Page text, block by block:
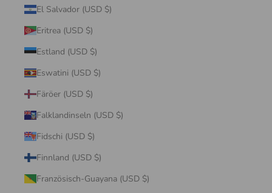
El Salvador (USD $)
Eritrea (USD $)
Estland (USD $)
Eswatini (USD $)
Färöer (USD $)
Falklandinseln (USD $)
Fidschi (USD $)
Finnland (USD $)
Französisch-Guayana (USD $)